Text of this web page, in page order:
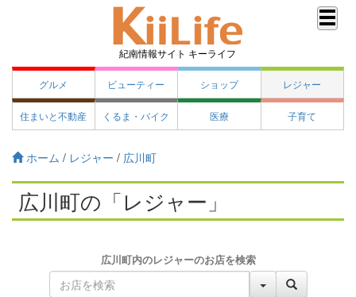
紀南情報サイト キーライフ
グルメ ビューティー ショップ レジャー
住まいと不動産 くるま・バイク 医療 子育て
ホーム / レジャー / 広川町
広川町の「レジャー」
広川町内のレジャーのお店を検索